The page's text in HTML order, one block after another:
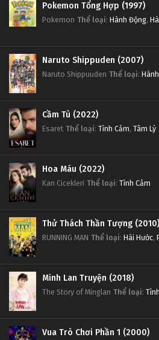
Pokemon Tổng Hợp (1997)
Pokemon Thể loại: Hành Động,
Naruto Shippuden (2007)
Naruto Shippuuden Thể loại:
Cầm Tù (2022)
Esaret Thể loại: Tình Cảm, Tâm Lý
Hoa Máu (2022)
Kan Cicekleri Thể loại: Tình Cảm
Thử Thách Thần Tượng (2010)
RUNNING MAN Thể loại: Hài Hước,
Minh Lan Truyện (2018)
The Story of Minglan Thể loại:
Vua Trò Chơi Phần 1 (2000)